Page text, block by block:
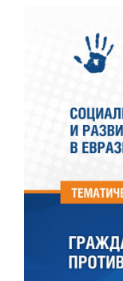
боковой
панели